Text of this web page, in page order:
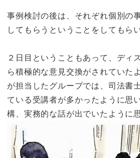
事例検討の後は、それぞれ個別の
してもらうということをしてもら
２日目ということもあって、ディ
ら積極的な意見交換がされていた
が担当したグループでは、司法書
ている受講者が多かったように思
構、実務的な話が出でいたように